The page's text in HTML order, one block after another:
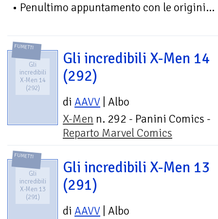
• Penultimo appuntamento con le origini...
FUMETTI
Gli
incredibili
X-Men 14
(292)
Gli incredibili X-Men 14
(292)
di AAVV | Albo
X-Men n. 292 - Panini Comics -
Reparto Marvel Comics
FUMETTI
Gli
incredibili
X-Men 13
(291)
Gli incredibili X-Men 13
(291)
di AAVV | Albo